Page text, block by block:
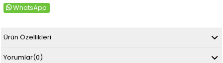
WhatsApp
Ürün Özellikleri
Yorumlar(0)